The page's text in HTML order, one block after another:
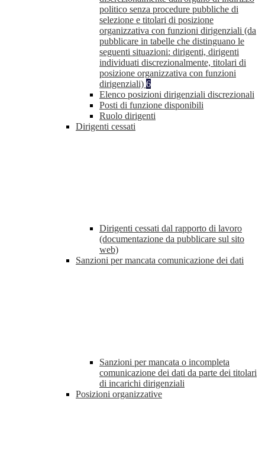
politico senza procedure pubbliche di
selezione e titolari di posizione
organizzativa con funzioni dirigenziali (da
pubblicare in tabelle che distinguano le
seguenti situazioni: dirigenti, dirigenti
individuati discrezionalmente, titolari di
posizione organizzativa con funzioni
dirigenziali) 6
Elenco posizioni dirigenziali discrezionali
Posti di funzione disponibili
Ruolo dirigenti
Dirigenti cessati
Dirigenti cessati dal rapporto di lavoro
(documentazione da pubblicare sul sito
web)
Sanzioni per mancata comunicazione dei dati
Sanzioni per mancata o incompleta
comunicazione dei dati da parte dei titolari
di incarichi dirigenziali
Posizioni organizzative